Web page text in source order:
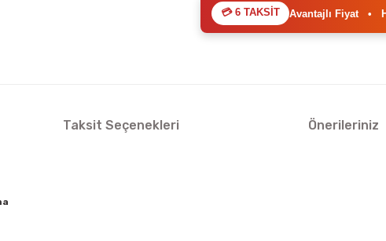
💳 6 TAKSİT Avantajlı Fiyat •
Taksit Seçenekleri Önerileriniz